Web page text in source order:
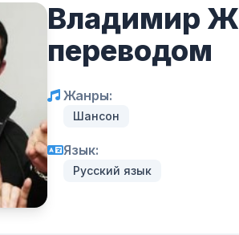
Владимир
переводом
Жанры:
Шансон
Язык:
Русский язык